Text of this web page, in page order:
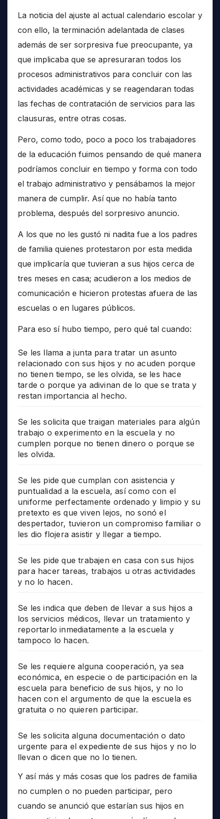
La noticia del ajuste al actual calendario escolar y
con ello, la terminación adelantada de clases
además de ser sorpresiva fue preocupante, ya
que implicaba que se apresuraran todos los
procesos administrativos para concluir con las
actividades académicas y se reagendaran todas
las fechas de contratación de servicios para las
clausuras, entre otras cosas.
Pero, como todo, poco a poco los trabajadores
de la educación fuimos pensando de qué manera
podríamos concluir en tiempo y forma con todo
el trabajo administrativo y pensábamos la mejor
manera de cumplir. Así que no había tanto
problema, después del sorpresivo anuncio.
A los que no les gustó ni nadita fue a los padres
de familia quienes protestaron por esta medida
que implicaría que tuvieran a sus hijos cerca de
tres meses en casa; acudieron a los medios de
comunicación e hicieron protestas afuera de las
escuelas o en lugares públicos.
Para eso sí hubo tiempo, pero qué tal cuando:
Se les llama a junta para tratar un asunto
relacionado con sus hijos y no acuden porque
no tienen tiempo, se les olvida, se les hace
tarde o porque ya adivinan de lo que se trata y
restan importancia al hecho.
Se les solicita que traigan materiales para algún
trabajo o experimento en la escuela y no
cumplen porque no tienen dinero o porque se
les olvida.
Se les pide que cumplan con asistencia y
puntualidad a la escuela, así como con el
uniforme perfectamente ordenado y limpio y su
pretexto es que viven lejos, no sonó el
despertador, tuvieron un compromiso familiar o
les dio flojera asistir y llegar a tiempo.
Se les pide que trabajen en casa con sus hijos
para hacer tareas, trabajos u otras actividades
y no lo hacen.
Se les indica que deben de llevar a sus hijos a
los servicios médicos, llevar un tratamiento y
reportarlo inmediatamente a la escuela y
tampoco lo hacen.
Se les requiere alguna cooperación, ya sea
económica, en especie o de participación en la
escuela para beneficio de sus hijos, y no lo
hacen con el argumento de que la escuela es
gratuita o no quieren participar.
Se les solicita alguna documentación o dato
urgente para el expediente de sus hijos y no lo
llevan o dicen que no lo tienen.
Y así más y más cosas que los padres de familia
no cumplen o no pueden participar, pero
cuando se anunció que estarían sus hijos en